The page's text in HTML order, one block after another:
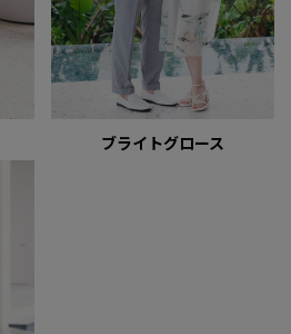
ブライトグロース